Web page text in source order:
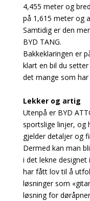
4,455 meter og
på 1,615 meter og
Samtidig er den
BYD TANG.
Bakkeklaringen er
klart en bil du
det mange som
Lekker og artig
Utenpå er BYD
sportslige linjer, og
gjelder detaljer og
Dermed kan man
i det lekne designet
har fått lov til å
løsninger som
løsning for